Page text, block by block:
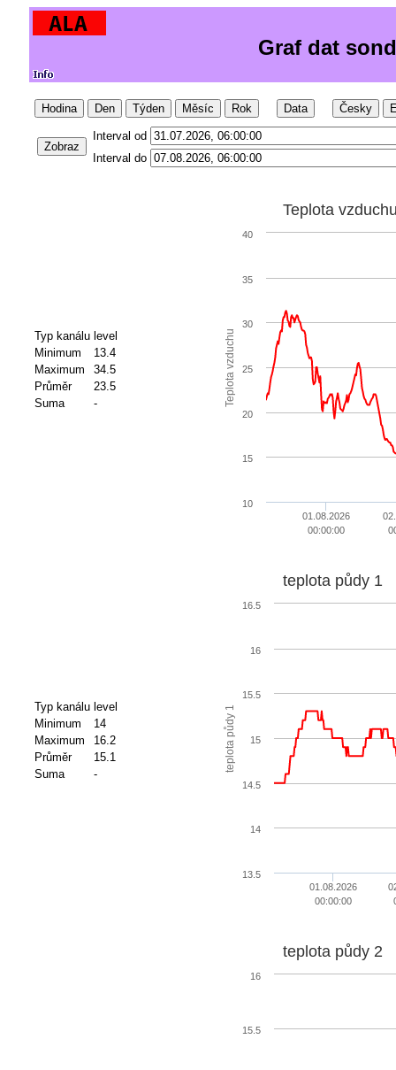
Graf dat
Hodina Den Týden Měsíc Rok Data Česky
Zobraz
Interval od
Interval do
Typ kanálu level
Minimum
13.4
Maximum
34.5
Průměr
23.5
Suma
- Teplota vzduchu
Teplota
01.08.2026
00:00:00
10
15
20
25
30
35
40
Typ kanálu level
Minimum
14
Maximum
16.2
Průměr
15.1
Suma
-
teplota půdy 1
teplota půdy 1
01.08.2026
00:00:00
13.5
14
14.5
15
15.5
16
16.5
teplota půdy 2
15.5
16